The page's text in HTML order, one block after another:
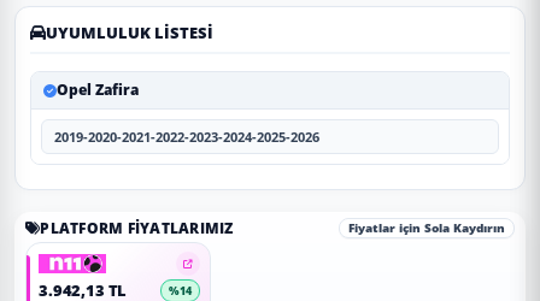
UYUMLULUK LISTESI
Opel Zafira
2019-2020-2021-2022-2023-2024-2025-2026
PLATFORM FIYATLARIMIZ Fiyatlar için Sola Kaydırın
3.942,13 TL
%14